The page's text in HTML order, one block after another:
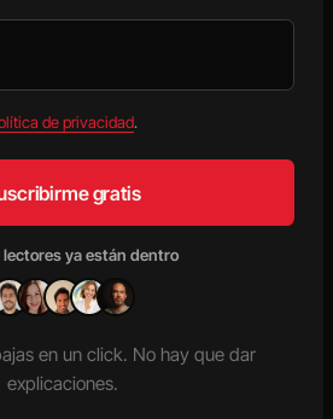
de privacidad.
gratis
ya están dentro
en un click. No hay que dar
explicaciones.